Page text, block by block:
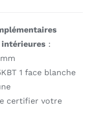
intérieures :
1 face blanche
certifier votre